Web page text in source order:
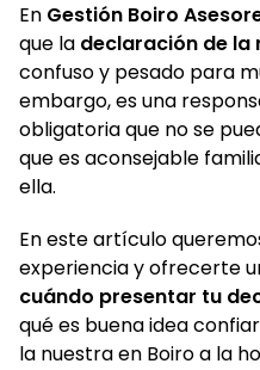
En Gestión Boiro
que la declaración de la
confuso y pesado para
embargo, es una
obligatoria que no se
que es aconsejable
ella.
En este artículo
experiencia y ofrecerte
cuándo presentar tu
qué es buena idea
la nuestra en Boiro a la